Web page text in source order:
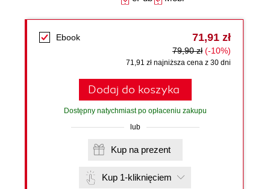
Ebook 71,91 zł
79,90 zł (-10%)
71,91 zł najniższa cena z 30 dni
Dodaj do koszyka
Dostępny natychmiast po opłaceniu zakupu
lub
Kup na prezent
Kup 1-kliknięciem